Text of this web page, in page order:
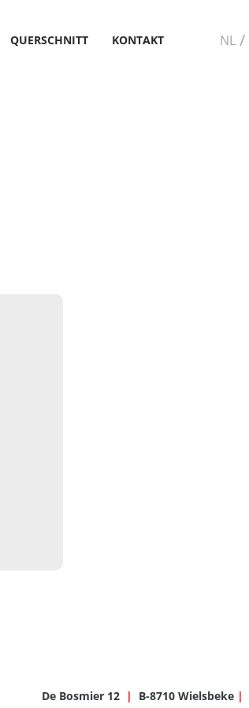
QUERSCHNITT KONTAKT NL /
De Bosmier 12 | B-8710 Wielsbeke |